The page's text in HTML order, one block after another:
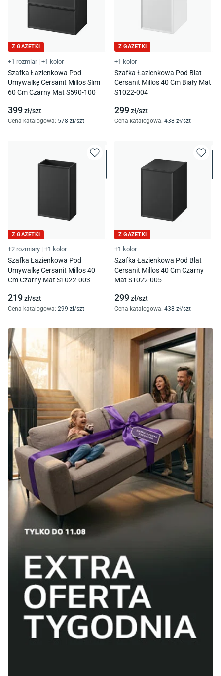
Z GAZETKI
+1 rozmiar | +1 kolor
Szafka Łazienkowa Pod
Umywalkę Cersanit Millos Slim
60 Cm Czarny Mat S590-100
399zł/szt
Cena katalogowa: 578 zł/szt
Z GAZETKI
+1 kolor
Szafka Łazienkowa Pod Blat
Cersanit Millos 40 Cm Biały Mat
S1022-004
299zł/szt
Cena katalogowa: 438 zł/szt
Z GAZETKI
+2 rozmiary | +1 kolor
Szafka Łazienkowa Pod
Umywalkę Cersanit Millos 40
Cm Czarny Mat S1022-003
219zł/szt
Cena katalogowa: 299 zł/szt
Z GAZETKI
+1 kolor
Szafka Łazienkowa Pod Blat
Cersanit Millos 40 Cm Czarny
Mat S1022-005
299zł/szt
Cena katalogowa: 438 zł/szt